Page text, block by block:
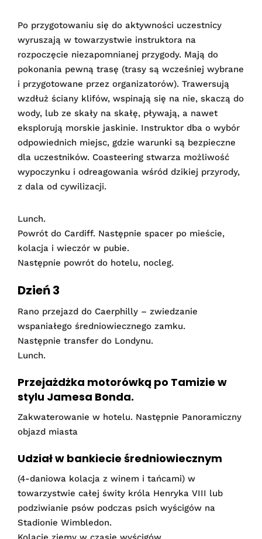
Po przygotowaniu się do aktywności uczestnicy
wyruszają w towarzystwie instruktora na
rozpoczęcie niezapomnianej przygody. Mają do
pokonania pewną trasę (trasy są wcześniej wybrane
i przygotowane przez organizatorów). Trawersują
wzdłuż ściany klifów, wspinają się na nie, skaczą do
wody, lub ze skały na skałę, pływają, a nawet
eksplorują morskie jaskinie. Instruktor dba o wybór
odpowiednich miejsc, gdzie warunki są bezpieczne
dla uczestników. Coasteering stwarza możliwość
wypoczynku i odreagowania wśród dzikiej przyrody,
z dala od cywilizacji.
Lunch.
Powrót do Cardiff. Następnie spacer po mieście,
kolacja i wieczór w pubie.
Następnie powrót do hotelu, nocleg.
Dzień 3
Rano przejazd do Caerphilly – zwiedzanie
wspaniałego średniowiecznego zamku.
Następnie transfer do Londynu.
Lunch.
Przejażdżka motorówką po Tamizie w
stylu Jamesa Bonda.
Zakwaterowanie w hotelu. Następnie Panoramiczny
objazd miasta
Udział w bankiecie średniowiecznym
(4-daniowa kolacja z winem i tańcami) w
towarzystwie całej świty króla Henryka VIII lub
podziwianie psów podczas psich wyścigów na
Stadionie Wimbledon.